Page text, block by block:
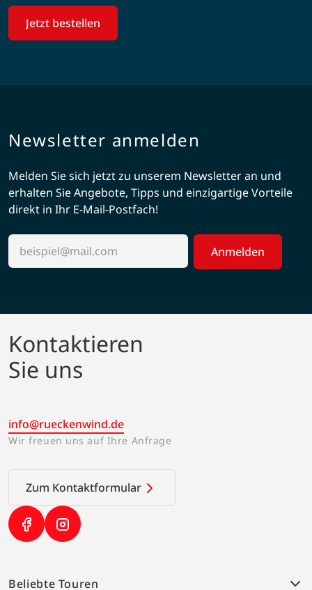
Jetzt bestellen
Newsletter anmelden
Melden Sie sich jetzt zu unserem Newsletter an und
erhalten Sie Angebote, Tipps und einzigartige Vorteile
direkt in Ihr E-Mail-Postfach!
Anmelden
Kontaktieren
Sie uns
info@rueckenwind.de
Wir freuen uns auf Ihre Anfrage
Zum Kontaktformular
(Link öffnet in neuem Tab)
(Link öffnet in neuem Tab)
Beliebte Touren